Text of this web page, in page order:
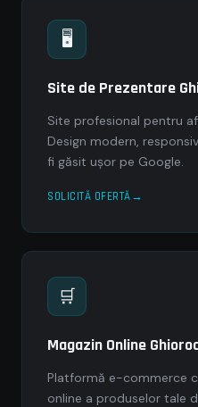
🖥
Site de Prezentare
Site profesional pentru
Design modern,
fi găsit ușor pe Google.
SOLICITĂ OFERTĂ
🛒
Magazin Online Ghioroc
Platformă e-commerce
online a produselor tale